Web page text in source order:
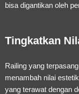
bisa digantikan oleh
Tingkatkan
Railing yang
menambah nilai
yang terawat dengan